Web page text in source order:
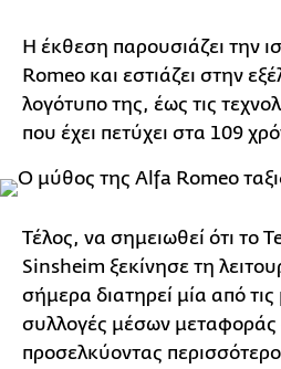
Η έκθεση παρουσιάζει την
Romeo και εστιάζει στην
λογότυπο της, έως τις
που έχει πετύχει στα 109
Τέλος, να σημειωθεί ότι το
Sinsheim ξεκίνησε τη
σήμερα διατηρεί μία από
συλλογές μέσων
προσελκύοντας